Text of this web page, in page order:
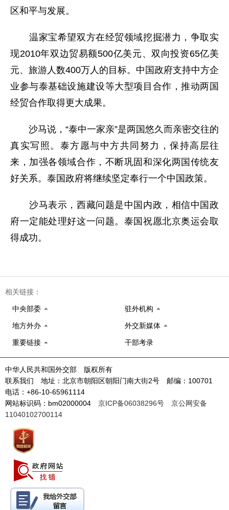
区和平与发展。
温家宝希望双方在经贸领域挖掘潜力，争取实
现2010年双边贸易额500亿美元、双向投资65亿美
元、旅游人数400万人的目标。中国政府支持中方企
业参与泰基础设施建设等大型项目合作，推动两国
经贸合作取得更大成果。
沙马说，“泰中一家亲”是两国悠久而亲密交往的
真实写照。泰方愿与中方共同努力，保持高层往
来，加强各领域合作，不断巩固和深化两国传统友
好关系。泰国政府将继续坚定奉行一个中国政策。
沙马表示，西藏问题是中国内政，相信中国政
府一定能处理好这一问题。泰国祝愿北京奥运会取
得成功。
相关链接：
中央部委 驻外机构
地方外办 外交新媒体
重要链接 干部考录
中华人民共和国外交部 版权所有
联系我们 地址：北京市朝阳区朝阳门南大街2号 邮编：100701
电话：+86-10-65961114
网站标识码：bm02000004 京ICP备06038296号
京公网安备
11040102700114